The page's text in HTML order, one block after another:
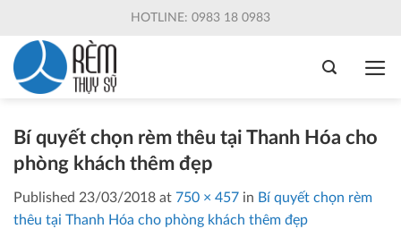
content
HOTLINE: 0983 18 0983
Bí quyết chọn rèm thêu tại Thanh Hóa cho
phòng khách thêm đẹp
Published 23/03/2018 at 750 × 457 in Bí quyết chọn rèm
thêu tại Thanh Hóa cho phòng khách thêm đẹp